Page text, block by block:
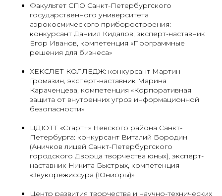
Факультет СПО Санкт-Петербургского
государственного университета
аэрокосмического приборостроения:
конкурсант Даниил Кидалов, эксперт-наставник
Егор Иванов, компетенция «Программные
решения для бизнеса»
ХЕКСЛЕТ КОЛЛЕДЖ: конкурсант Мартин
Громазин, эксперт-наставник Марина
Караченцева, компетенция «Корпоративная
защита от внутренних угроз информационной
безопасности»
ЦДЮТТ «Старт+» Невского района Санкт-
Петербурга: конкурсант Виталий Бородин
(Аничков лицей Санкт-Петербургского
городского Дворца творчества юных), эксперт-
наставник Никита Быстрых, компетенция
«Звукорежиссура (Юниоры)»
Центр развития творчества и научно-технических